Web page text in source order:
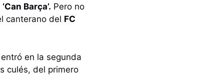
‘Can Barça’. Pero no
canterano del FC
en la segunda
culés, del primero